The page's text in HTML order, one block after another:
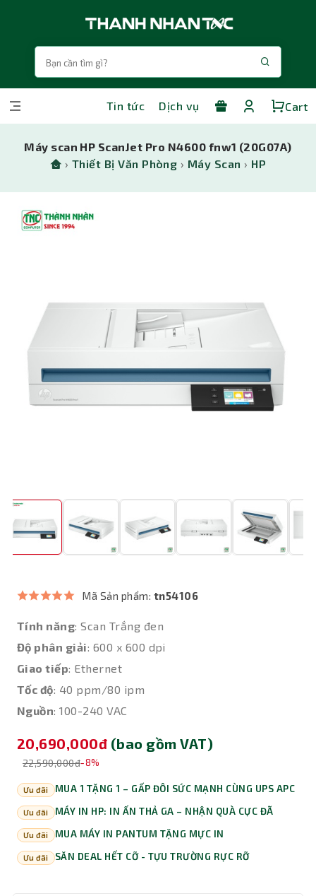
Tin tức Dịch vụ Cart
Máy scan HP ScanJet Pro N4600 fnw1 (20G07A)
› Thiết Bị Văn Phòng › Máy Scan › HP
Mã Sản phẩm: tn54106
Tính năng: Scan Trắng đen
Độ phân giải: 600 x 600 dpi
Giao tiếp: Ethernet
Tốc độ: 40 ppm/80 ipm
Nguồn: 100-240 VAC
20,690,000đ (bao gồm VAT)
22,590,000đ-8%
Ưu đãi MUA 1 TẶNG 1 – GẤP ĐÔI SỨC MẠNH CÙNG UPS APC
Ưu đãi MÁY IN HP: IN ẤN THẢ GA – NHẬN QUÀ CỰC ĐÃ
Ưu đãi MUA MÁY IN PANTUM TẶNG MỰC IN
Ưu đãi SĂN DEAL HẾT CỠ - TỰU TRƯỜNG RỰC RỠ